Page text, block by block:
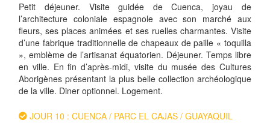
Petit déjeuner. Visite guidée de Cuenca, joyau de
l’architecture coloniale espagnole avec son marché aux
fleurs, ses places animées et ses ruelles charmantes. Visite
d’une fabrique traditionnelle de chapeaux de paille « toquilla
», emblème de l’artisanat équatorien. Déjeuner. Temps libre
en ville. En fin d’après-midi, visite du musée des Cultures
Aborigènes présentant la plus belle collection archéologique
de la ville. Diner optionnel. Logement.
JOUR 10 : CUENCA / PARC EL CAJAS / GUAYAQUIL